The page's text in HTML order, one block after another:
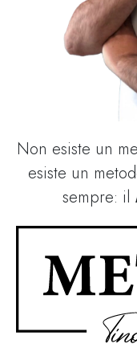
Non esiste un
esiste un
sempre: il